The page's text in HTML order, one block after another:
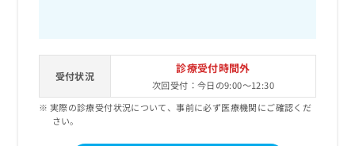
受付状況
診療受付時間外
次回受付：今日の9:00～12:30
実際の診療受付状況について、事前に必ず医療機関にご確認くだ
さい。